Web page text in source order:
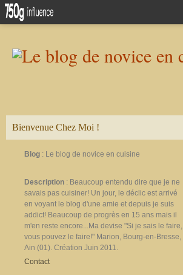
Bienvenue Chez Moi !
Blog : Le blog de novice en cuisine
Description : Beaucoup entendu dire que je ne
savais pas cuisiner! Un jour, le déclic est arrivé
en voyant le blog d'une amie et depuis je suis
addict! Beaucoup de progrès en 15 ans mais il
m'en reste encore...Ma devise "Si je sais le faire,
vous pouvez le faire!" Marion, Bourg-en-Bresse,
Ain (01). Création Juin 2011.
Contact